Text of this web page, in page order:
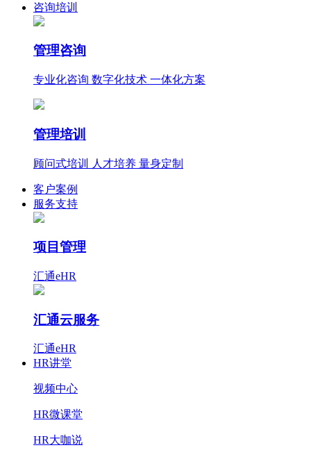
咨询培训
管理咨询
专业化咨询 数字化技术 一体化方案
管理培训
顾问式培训 人才培养 量身定制
客户案例
服务支持
项目管理
汇通eHR
汇通云服务
汇通eHR
HR讲堂
视频中心
HR微课堂
HR大咖说